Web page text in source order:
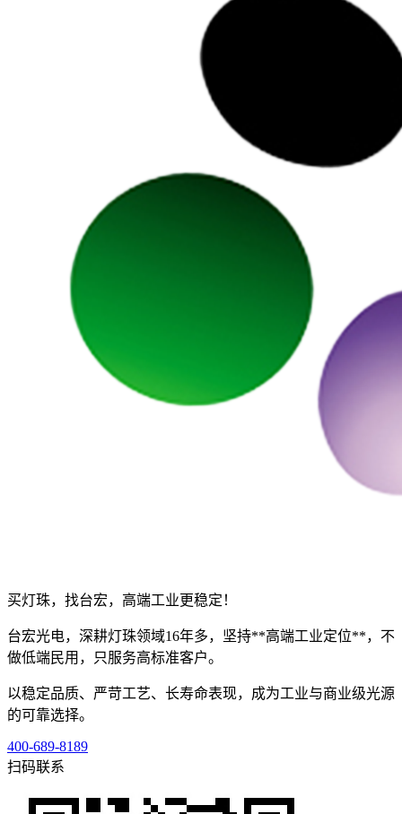
买灯珠，找台宏，高端工业更稳定！
台宏光电，深耕灯珠领域16年多，坚持**高端工业定位**，不
做低端民用，只服务高标准客户。
以稳定品质、严苛工艺、长寿命表现，成为工业与商业级光源
的可靠选择。
400-689-8189
扫码联系